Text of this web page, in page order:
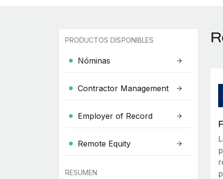
PRODUCTOS DISPONIBLES
Nóminas
Contractor Management
Employer of Record
Remote Equity
RESUMEN